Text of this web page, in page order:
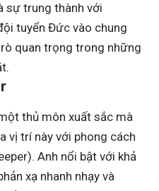
sự trung thành với
tuyển Đức vào chung
quan trọng trong những
thủ môn xuất sắc mà
vị trí này với phong cách
Anh nổi bật với khả
xạ nhanh nhạy và